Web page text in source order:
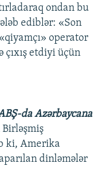
ondan bu
ediblər: «Son
operator
çıxış etdiyi üçün
da Azərbaycana
Birləşmiş
ki, Amerika
dinləmələr